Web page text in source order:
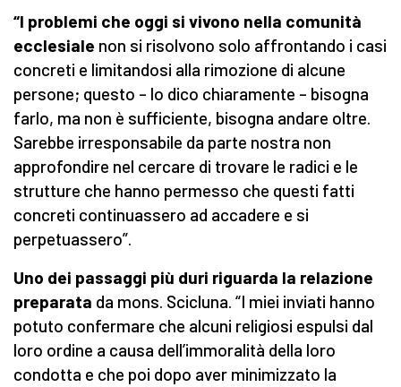
“I problemi che oggi si vivono nella comunità
ecclesiale non si risolvono solo affrontando i casi
concreti e limitandosi alla rimozione di alcune
persone; questo – lo dico chiaramente – bisogna
farlo, ma non è sufficiente, bisogna andare oltre.
Sarebbe irresponsabile da parte nostra non
approfondire nel cercare di trovare le radici e le
strutture che hanno permesso che questi fatti
concreti continuassero ad accadere e si
perpetuassero”.
Uno dei passaggi più duri riguarda la relazione
preparata da mons. Scicluna. “I miei inviati hanno
potuto confermare che alcuni religiosi espulsi dal
loro ordine a causa dell’immoralità della loro
condotta e che poi dopo aver minimizzato la